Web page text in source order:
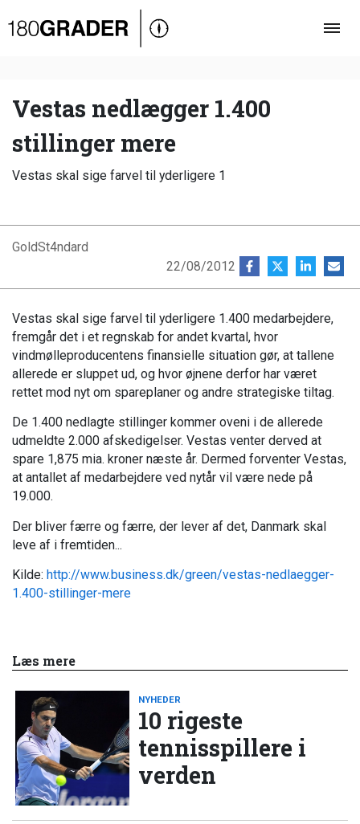
Oversigt
Debat
Video
Podcast
Vestas nedlægger 1.400
stillinger mere
Vestas skal sige farvel til yderligere 1
GoldSt4ndard
22/08/2012
Vestas skal sige farvel til yderligere 1.400 medarbejdere,
fremgår det i et regnskab for andet kvartal, hvor
vindmølleproducentens finansielle situation gør, at tallene
allerede er sluppet ud, og hvor øjnene derfor har været
rettet mod nyt om spareplaner og andre strategiske tiltag.
De 1.400 nedlagte stillinger kommer oveni i de allerede
udmeldte 2.000 afskedigelser. Vestas venter derved at
spare 1,875 mia. kroner næste år. Dermed forventer Vestas,
at antallet af medarbejdere ved nytår vil være nede på
19.000.
Der bliver færre og færre, der lever af det, Danmark skal
leve af i fremtiden...
Kilde: http://www.business.dk/green/vestas-nedlaegger-
1.400-stillinger-mere
Læs mere
NYHEDER
10 rigeste
tennisspillere i
verden